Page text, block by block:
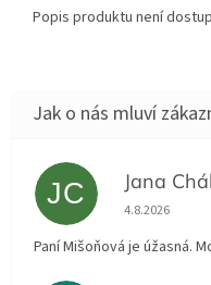
Popis produktu není
JC Jana
Hodnocení
4.8.2026
Paní Mišoňová je úžasná.